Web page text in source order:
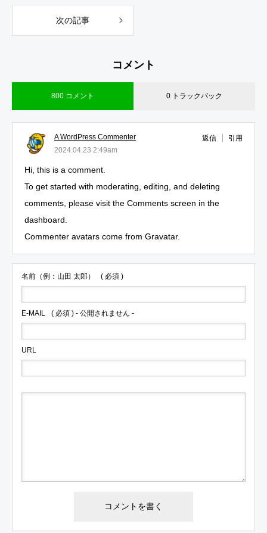
次の記事
コメント
800 コメント 0 トラックバック
A WordPress Commenter
2024.04.23 2:49am
返信 引用
Hi, this is a comment.
To get started with moderating, editing, and deleting
comments, please visit the Comments screen in the
dashboard.
Commenter avatars come from Gravatar.
名前（例：山田 太郎） ( 必須 )
E-MAIL ( 必須 ) - 公開されません -
URL